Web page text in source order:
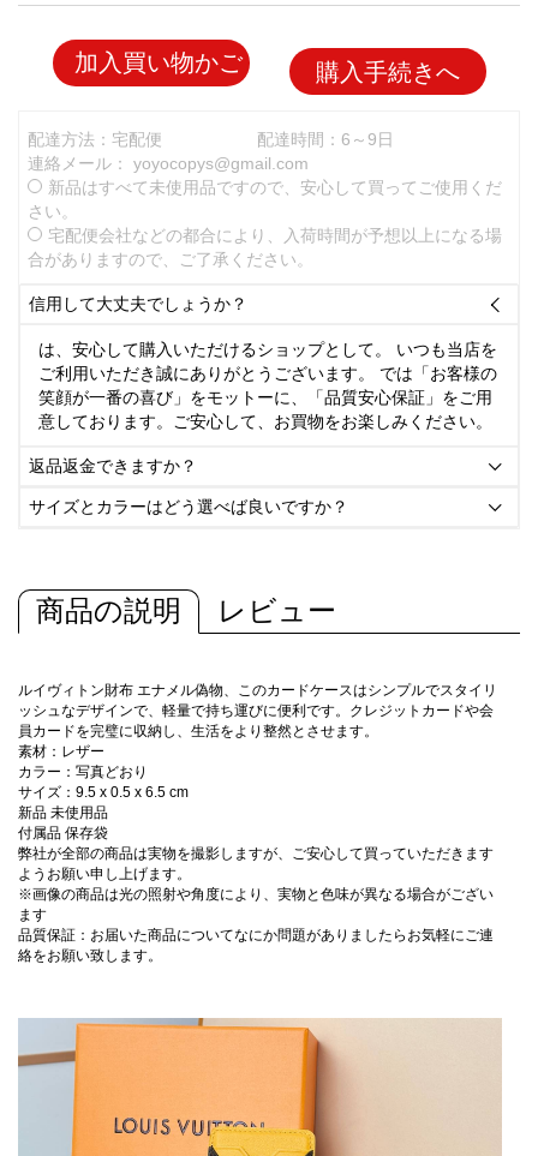
加入買い物かご 購入手続きへ
配達方法：宅配便
配達時間：6～9日
連絡メール： yoyocopys@gmail.com
新品はすべて未使用品ですので、安心して買ってご使用くだ
さい。
宅配便会社などの都合により、入荷時間が予想以上になる場
合がありますので、ご了承ください。
信用して大丈夫でしょうか？ 
は、安心して購入いただけるショップとして。 いつも当店を
ご利用いただき誠にありがとうございます。 では「お客様の
笑顔が一番の喜び」をモットーに、「品質安心保証」をご用
意しております。ご安心して、お買物をお楽しみください。
返品返金できますか？ 
サイズとカラーはどう選べば良いですか？ 
商品の説明 レビュー
ルイヴィトン財布 エナメル偽物、このカードケースはシンプルでスタイリ
ッシュなデザインで、軽量で持ち運びに便利です。クレジットカードや会
員カードを完璧に収納し、生活をより整然とさせます。
素材：レザー
カラー：写真どおり
サイズ：9.5 x 0.5 x 6.5 cm
新品 未使用品
付属品 保存袋
弊社が全部の商品は実物を撮影しますが、ご安心して買っていただきます
ようお願い申し上げます。
※画像の商品は光の照射や角度により、実物と色味が異なる場合がござい
ます
品質保証：お届いた商品についてなにか問題がありましたらお気軽にご連
絡をお願い致します。